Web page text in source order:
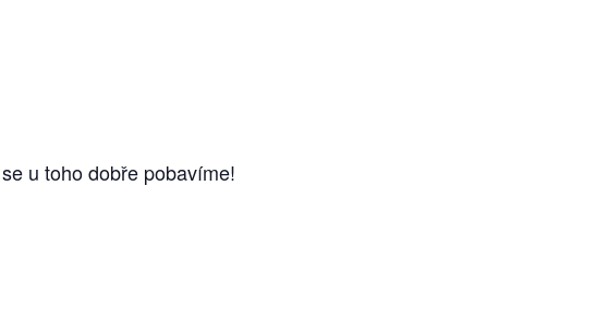
u toho dobře pobavíme!